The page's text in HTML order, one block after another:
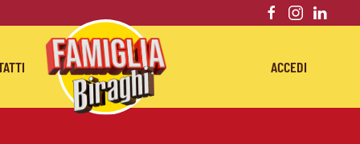
ACCEDI